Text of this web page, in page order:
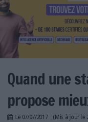
UNIVERS DATA
TRAVAIL COLLABORATIF
VIE NUMÉRIQUE
NUMÉRIQUE RESPONSABLE
LES DOSSIERS
Quand une
propose
Le 07/07/2017 (Mis à jour le